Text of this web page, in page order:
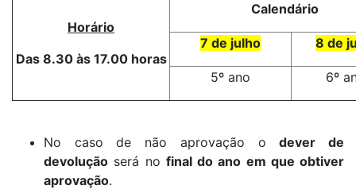
Horário
Das 8.30 às 17.00 horas
Calendário
7 de julho 8 de
5º ano 6º
No caso de não aprovação odever de
devolução será no final do ano em que obtiver
aprovação.